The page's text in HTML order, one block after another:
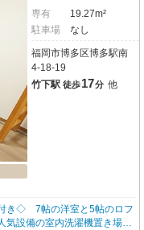
専有
19.27m²
駐車場
なし
福岡市博多区博多駅南
4-18-19
竹下駅 徒歩17分 他
き◇ 7帖の洋室と5帖のロフ
気設備の室内洗濯機置き場、